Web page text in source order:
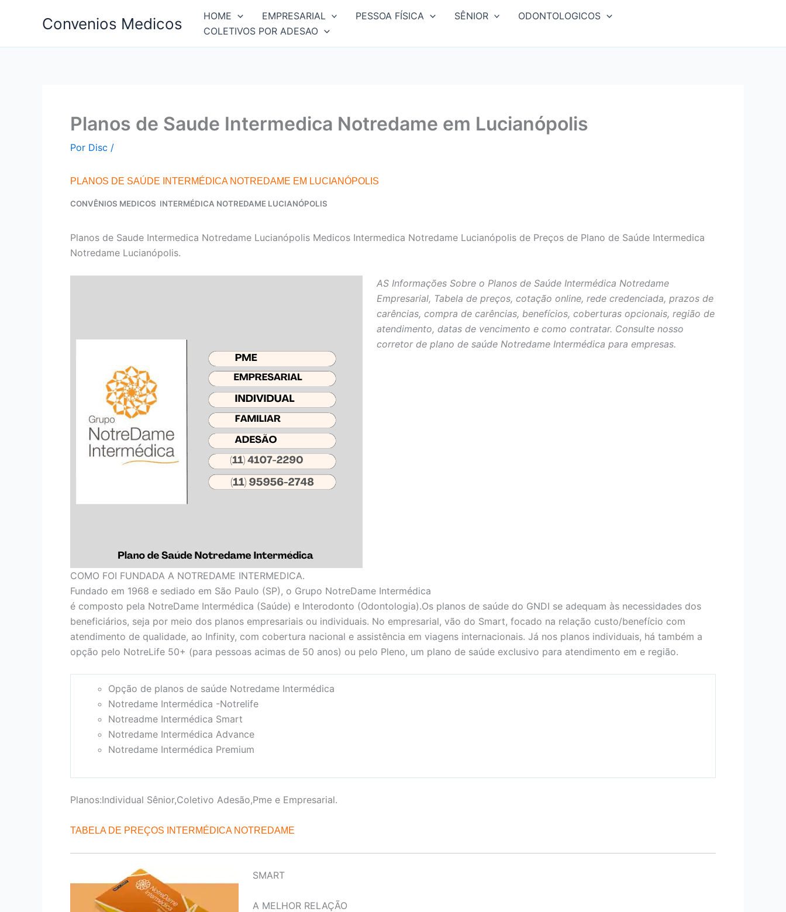
Convenios Medicos HOME EMPRESARIAL PESSOA FÍSICA SÊNIOR
ODONTOLOGICOS
COLETIVOS POR ADESAO
Planos de Saude Intermedica Notredame em Lucianópolis
Por Disc /
PLANOS DE SAÚDE INTERMÉDICA NOTREDAME EM LUCIANÓPOLIS
CONVÊNIOS MEDICOS INTERMÉDICA NOTREDAME LUCIANÓPOLIS
Planos de Saude Intermedica Notredame Lucianópolis Medicos Intermedica Notredame Lucianópolis de Preços de Plano de Saúde Intermedica
Notredame Lucianópolis.
AS Informações Sobre o Planos de Saúde Intermédica Notredame
Empresarial, Tabela de preços, cotação online, rede credenciada, prazos de
carências, compra de carências, benefícios, coberturas opcionais, região de
atendimento, datas de vencimento e como contratar. Consulte nosso
corretor de plano de saúde Notredame Intermédica para empresas.
COMO FOI FUNDADA A NOTREDAME INTERMEDICA.
Fundado em 1968 e sediado em São Paulo (SP), o Grupo NotreDame Intermédica
é composto pela NotreDame Intermédica (Saúde) e Interodonto (Odontologia).Os planos de saúde do GNDI se adequam às necessidades dos
beneficiários, seja por meio dos planos empresariais ou individuais. No empresarial, vão do Smart, focado na relação custo/benefício com
atendimento de qualidade, ao Infinity, com cobertura nacional e assistência em viagens internacionais. Já nos planos individuais, há também a
opção pelo NotreLife 50+ (para pessoas acimas de 50 anos) ou pelo Pleno, um plano de saúde exclusivo para atendimento em e região.
Opção de planos de saúde Notredame Intermédica
Notredame Intermédica -Notrelife
Notreadme Intermédica Smart
Notredame Intermédica Advance
Notredame Intermédica Premium
Planos:Individual Sênior,Coletivo Adesão,Pme e Empresarial.
TABELA DE PREÇOS INTERMÉDICA NOTREDAME
SMART
A MELHOR RELAÇÃO